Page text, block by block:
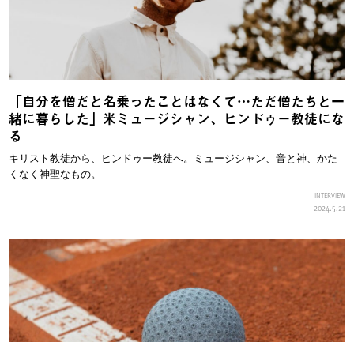
「自分を僧だと名乗ったことはなくて…ただ僧たちと一
緒に暮らした」米ミュージシャン、ヒンドゥー教徒にな
る
キリスト教徒から、ヒンドゥー教徒へ。ミュージシャン、音と神、かた
くなく神聖なもの。
INTERVIEW
2024.5.21